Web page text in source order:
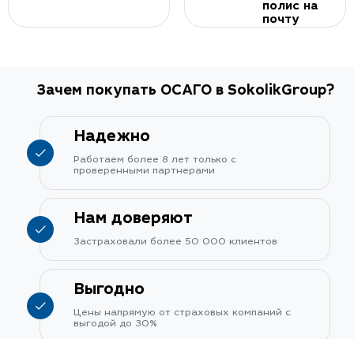
полис на
почту
Зачем покупать ОСАГО в SokolikGroup?
Надежно
Работаем более 8 лет только с
проверенными партнерами
Нам доверяют
Застраховали более 50 000 клиентов
Выгодно
Цены напрямую от страховых компаний с
выгодой до 30%